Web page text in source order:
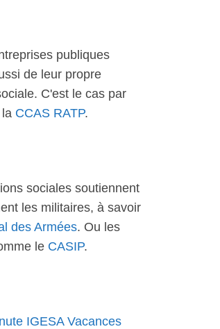
publiques
de leur propre
C'est le cas par
CCAS RATP.
sociales soutiennent
les militaires, à savoir
des Armées. Ou les
le CASIP.
IGESA Vacances